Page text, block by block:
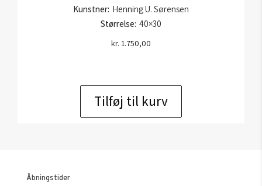
Kunstner: Henning U. Sørensen
Størrelse: 40×30
kr. 1.750,00
Tilføj til kurv
Åbningstider